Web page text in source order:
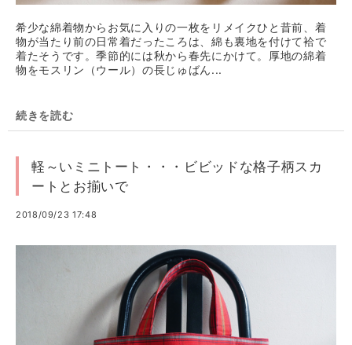
希少な綿着物からお気に入りの一枚をリメイクひと昔前、着
物が当たり前の日常着だったころは、綿も裏地を付けて袷で
着たそうです。季節的には秋から春先にかけて。厚地の綿着
物をモスリン（ウール）の長じゅばん...
続きを読む
軽～いミニトート・・・ビビッドな格子柄スカ
ートとお揃いで
2018/09/23 17:48